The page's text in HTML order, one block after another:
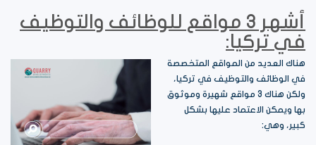
أشهر 3 مواقع للوظائف والتوظيف
في تركيا:
هناك العديد من المواقع المتخصصة
في الوظائف والتوظيف في تركيا،
ولكن هناك 3 مواقع شهيرة وموثوق
بها ويمكن الاعتماد عليها بشكل
كبير، وهي: